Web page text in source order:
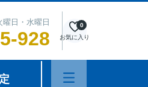
日・水曜日
928 お気に入り
0